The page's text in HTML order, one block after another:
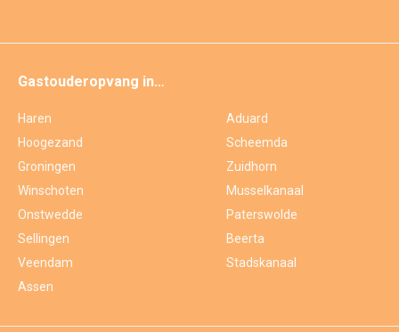
Gastouderopvang in…
Haren
Hoogezand
Groningen
Winschoten
Onstwedde
Sellingen
Veendam
Assen
Aduard
Scheemda
Zuidhorn
Musselkanaal
Paterswolde
Beerta
Stadskanaal